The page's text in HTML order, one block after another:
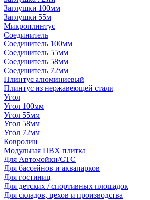
Заглушки 100мм
Заглушки 55м
Микроплинтус
Соединитель
Соединитель 100мм
Соединитель 55мм
Соединитель 58мм
Соединитель 72мм
Плинтус алюминиевый
Плинтус из нержавеющей стали
Угол
Угол 100мм
Угол 55мм
Угол 58мм
Угол 72мм
Ковролин
Модульная ПВХ плитка
Для Автомойки/СТО
Для бассейнов и аквапарков
Для гостиниц
Для детских / спортивных площадок
Для складов, цехов и производства